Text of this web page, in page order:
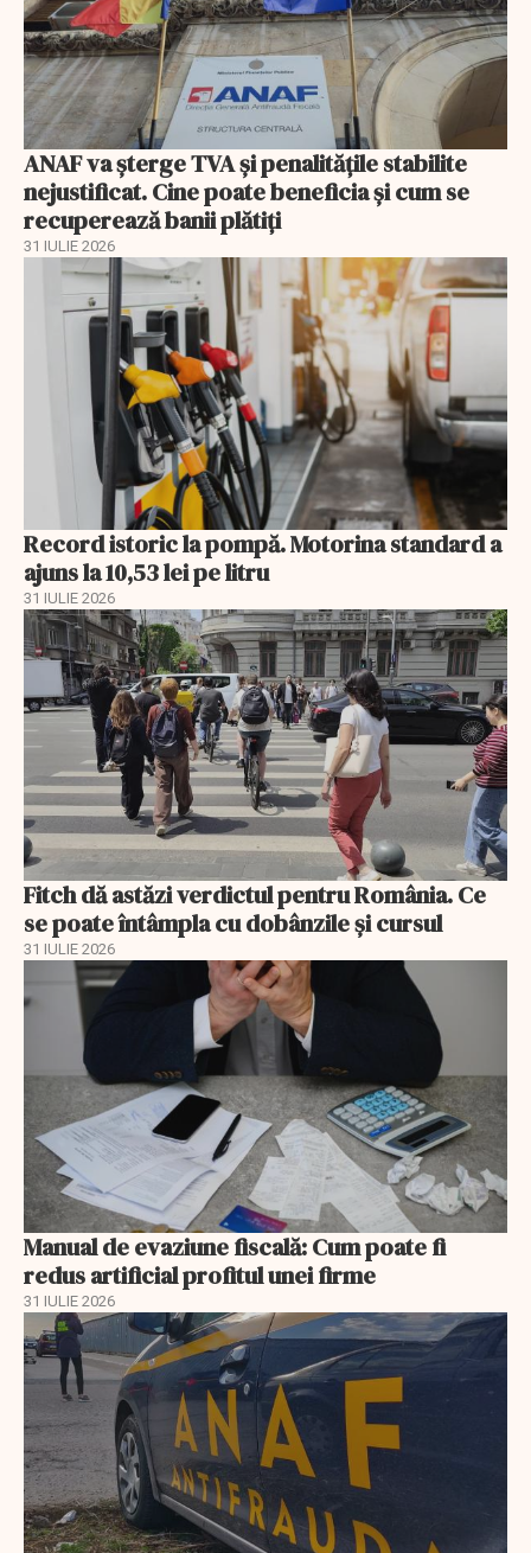
ANAF va șterge TVA și penalitățile stabilite
nejustificat. Cine poate beneficia și cum se
recuperează banii plătiți
31 IULIE 2026
Record istoric la pompă. Motorina standard a
ajuns la 10,53 lei pe litru
31 IULIE 2026
Fitch dă astăzi verdictul pentru România. Ce
se poate întâmpla cu dobânzile și cursul
31 IULIE 2026
Manual de evaziune fiscală: Cum poate fi
redus artificial profitul unei firme
31 IULIE 2026